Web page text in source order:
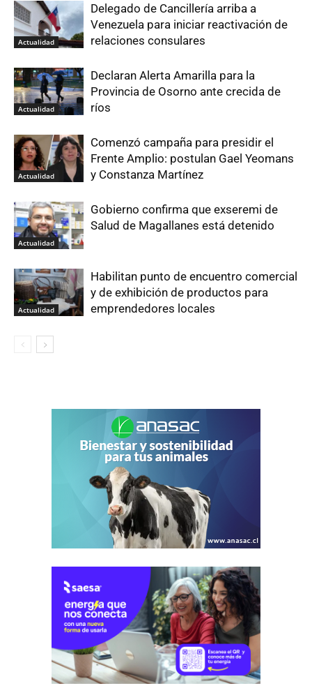
Actualidad
Delegado de Cancillería arriba a
Venezuela para iniciar reactivación de
relaciones consulares
Actualidad
Declaran Alerta Amarilla para la
Provincia de Osorno ante crecida de
ríos
Actualidad
Comenzó campaña para presidir el
Frente Amplio: postulan Gael Yeomans
y Constanza Martínez
Actualidad
Gobierno confirma que exseremi de
Salud de Magallanes está detenido
Actualidad
Habilitan punto de encuentro comercial
y de exhibición de productos para
emprendedores locales